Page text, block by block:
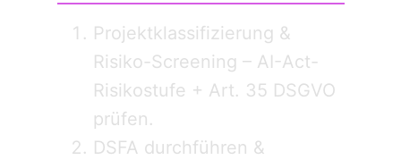
Projektklassifizierung &
Risiko-Screening – AI-Act-
Risikostufe + Art. 35 DSGVO
prüfen.
DSFA durchführen &